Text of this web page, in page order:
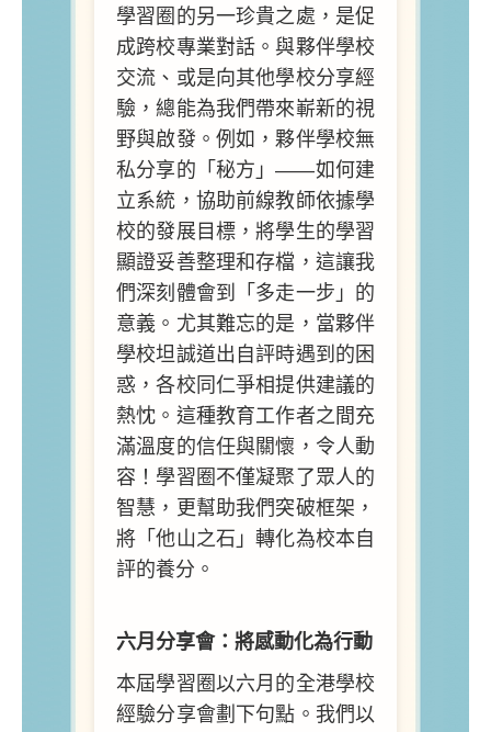
學習圈的另一珍貴之處，是促
成跨校專業對話。與夥伴學校
交流、或是向其他學校分享經
驗，總能為我們帶來嶄新的視
野與啟發。例如，夥伴學校無
私分享的「秘方」——如何建
立系統，協助前線教師依據學
校的發展目標，將學生的學習
顯證妥善整理和存檔，這讓我
們深刻體會到「多走一步」的
意義。尤其難忘的是，當夥伴
學校坦誠道出自評時遇到的困
惑，各校同仁爭相提供建議的
熱忱。這種教育工作者之間充
滿溫度的信任與關懷，令人動
容！學習圈不僅凝聚了眾人的
智慧，更幫助我們突破框架，
將「他山之石」轉化為校本自
評的養分。
六月分享會：將感動化為行動
本屆學習圈以六月的全港學校
經驗分享會劃下句點。我們以